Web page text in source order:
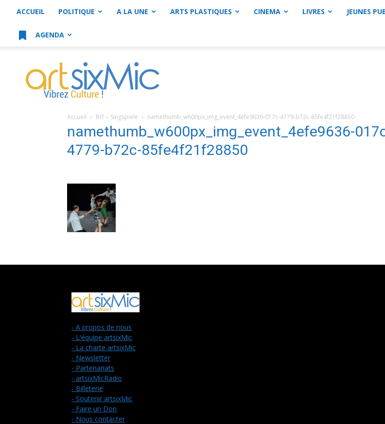
ACCUEIL POLITIQUE A LA UNE ARTS PLASTIQUES CINEMA LIVRES JEUNES
AGENDA
artsixMic
Accueil BIT – Singspiele namethumb_w600px_img_event_4efe9636-017c-4779-b72c-85fe4f21f28850
namethumb_w600px_img_event_4efe9636-
4779-b72c-85fe4f21f28850
- A propos de nous
- L'équipe artsixMic
- La charte artsixMic
- Newsletter
- Partenariats
- artsixMicRadio
- Billeterie
- Soutenir artsixMic
- Faire un Don
- Nous contacter